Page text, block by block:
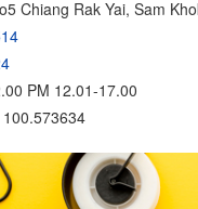
Chiang Rak Yai, Sam
PM 12.01-17.00